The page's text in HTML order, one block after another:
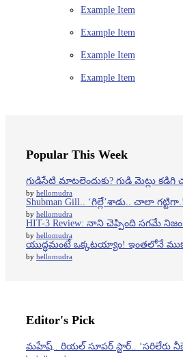
Example Item
Example Item
Example Item
Example Item
Popular This Week
గుడిసేటి మాటలెందుకు? గుడి మెట్లు కడిగి
by hellomudra
Shubman Gill.. ‘గిల్లే’శాడు.. చాలా గట్టిగా.!
by hellomudra
HIT-3 Review: నాని చెప్పింది సగమే
by hellomudra
యుద్ధమంటే ఒక్కటయ్యాం! ఇంతలోనే
by hellomudra
Editor's Pick
మహేష్‌.. రియల్ సూపర్‌ స్టార్‌.. ‘సరిలేరు